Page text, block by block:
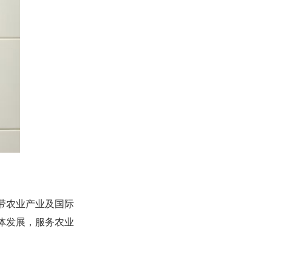
农业产业及国际
发展，服务农业